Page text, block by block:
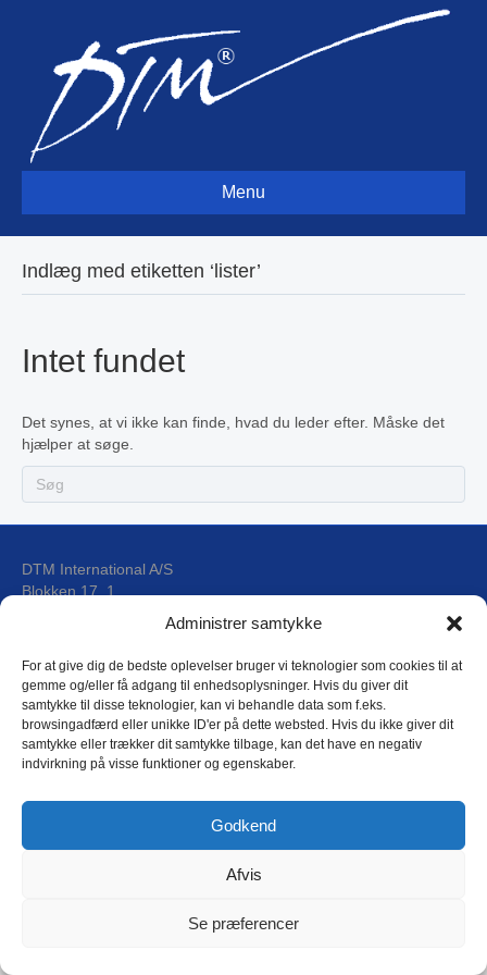
Administrer samtykke
For at give dig de bedste oplevelser bruger vi teknologier som cookies til at
gemme og/eller få adgang til enhedsoplysninger. Hvis du giver dit
samtykke til disse teknologier, kan vi behandle data som f.eks.
browsingadfærd eller unikke ID'er på dette websted. Hvis du ikke giver dit
samtykke eller trækker dit samtykke tilbage, kan det have en negativ
indvirkning på visse funktioner og egenskaber.
Godkend
Afvis
Se præferencer
Menu
Indlæg med etiketten ‘lister’
Intet fundet
Det synes, at vi ikke kan finde, hvad du leder efter. Måske det
hjælper at søge.
DTM International A/S
Blokken 17, 1
E-mail: dtm@dtm.dk
Tlf.: (+45) 4593 4588
CVR: 17 79 31 44
Copyright © 2018 DTM International as